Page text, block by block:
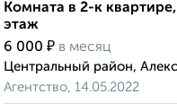
Комната в 2-к
этаж
6 000 ₽ в месяц
Центральный район,
Агентство, 14.05.2022